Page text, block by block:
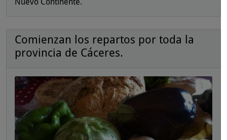
Comienzan los repartos por toda la
provincia de Cáceres.